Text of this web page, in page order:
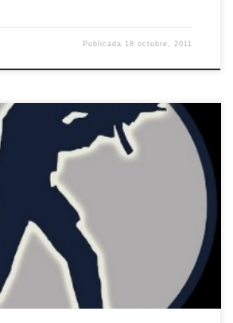
Publicada 18 octubre, 2011
know How I can play to counter strike
Hola, Me gustaría saber como
Strike en Debian 6.0. Gracias. Alex
en la lista de correo de usuarios de
traducción, y los fallos […]